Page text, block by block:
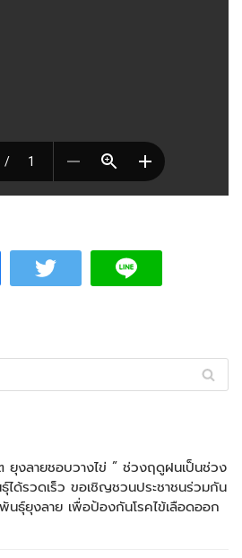
ยุงลายชอบวางไข่ ” ช่วงฤดูฝนเป็นช่วง
ได้รวดเร็ว ขอเชิญชวนประชาชนร่วมกัน
นธุ์ยุงลาย เพื่อป้องกันโรคไข้เลือดออก